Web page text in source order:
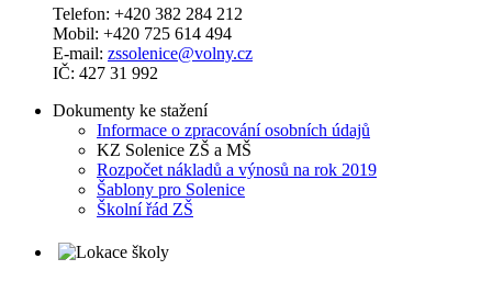
Telefon: +420 382 284 212
Mobil: +420 725 614 494
E-mail: zssolenice@volny.cz
IČ: 427 31 992
Dokumenty ke stažení
Informace o zpracování osobních údajů
KZ Solenice ZŠ a MŠ
Rozpočet nákladů a výnosů na rok 2019
Šablony pro Solenice
Školní řád ZŠ